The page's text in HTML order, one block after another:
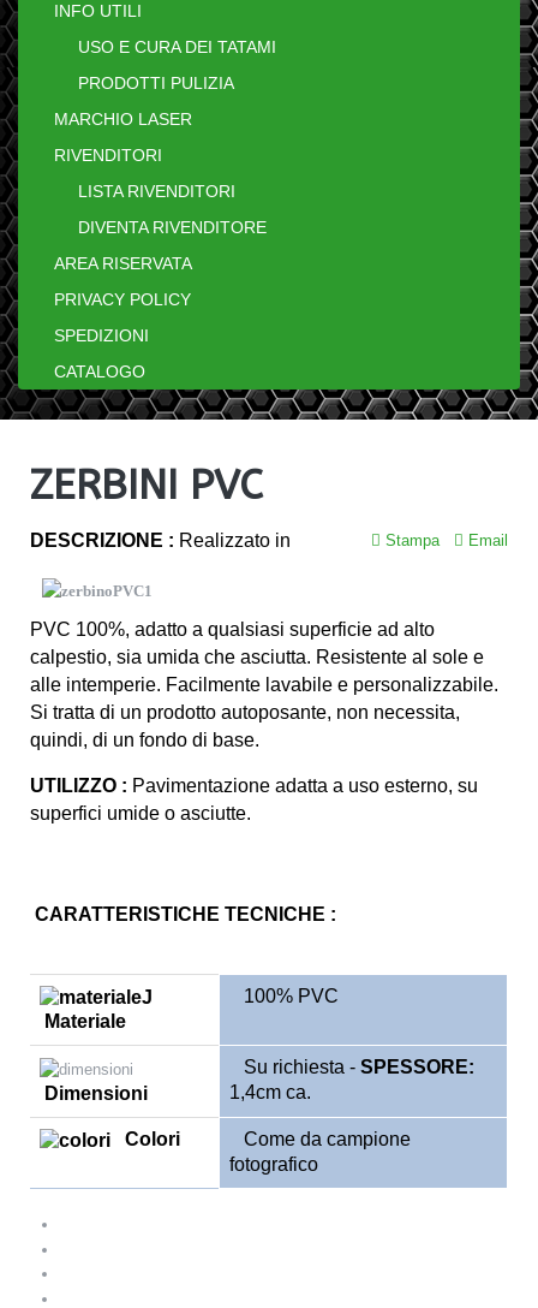
INFO UTILI
USO E CURA DEI TATAMI
PRODOTTI PULIZIA
MARCHIO LASER
RIVENDITORI
LISTA RIVENDITORI
DIVENTA RIVENDITORE
AREA RISERVATA
PRIVACY POLICY
SPEDIZIONI
CATALOGO
ZERBINI PVC
Stampa Email
DESCRIZIONE : Realizzato in
PVC 100%, adatto a qualsiasi superficie ad alto
calpestio, sia umida che asciutta. Resistente al sole e
alle intemperie. Facilmente lavabile e personalizzabile.
Si tratta di un prodotto autoposante, non necessita,
quindi, di un fondo di base.
UTILIZZO : Pavimentazione adatta a uso esterno, su
superfici umide o asciutte.
CARATTERISTICHE TECNICHE :
Materiale
100% PVC
Dimensioni
Su richiesta - SPESSORE:
1,4cm ca.
Colori
Come da campione
fotografico